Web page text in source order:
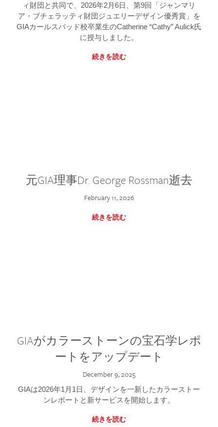
ィ財団と共同で、2026年2月6日、第9回「ジャンマリ
ア・ブチェラッティ財団ジュエリーデザイン優秀賞」を
GIAカールスバッド校卒業生のCatherine “Cathy” Aulick氏
に授与しました。
続きを読む
元GIA理事Dr. George Rossman逝去
February 11, 2026
続きを読む
GIAがカラーストーンの宝石学レポ
ートをアップデート
December 9, 2025
GIAは2026年1月1日、デザインを一新したカラーストー
ンレポートと新サービスを開始します。
続きを読む